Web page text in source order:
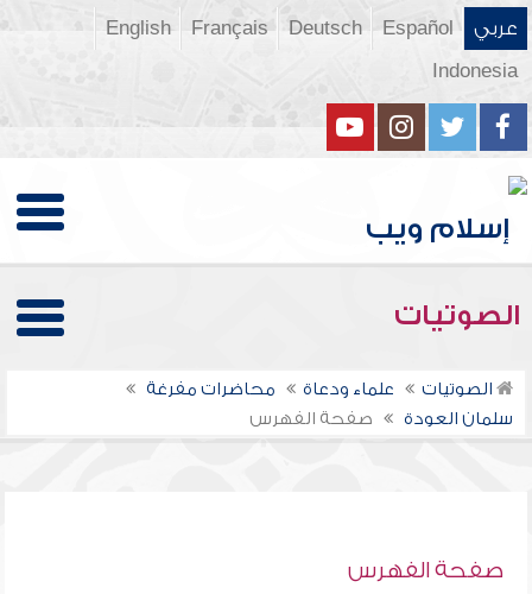
عربي Español
Deutsch
Français
English
Indonesia
الصوتيات
الصوتيات علماء ودعاة
محاضرات مفرغة
سلمان العودة
صفحة الفهرس
صفحة الفهرس